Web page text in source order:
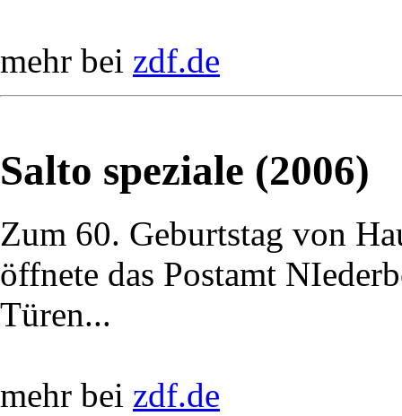
mehr bei zdf.de
Salto speziale (2006)
Zum 60. Geburtstag von
öffnete das Postamt
Türen...
mehr bei zdf.de